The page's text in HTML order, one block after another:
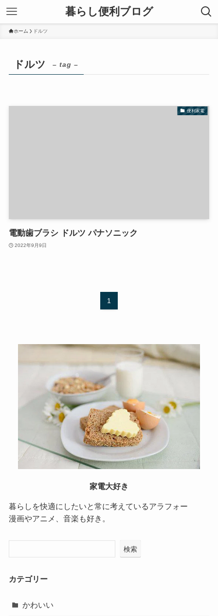
暮らし便利ブログ
ホーム ドルツ
ドルツ – tag –
便利家電
電動歯ブラシ ドルツ パナソニック
2022年9月9日
1
家電大好き
暮らしを快適にしたいと常に考えているアラフォー
漫画やアニメ、音楽も好き。
検索
カテゴリー
かわいい